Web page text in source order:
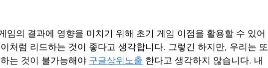
임의 결과에 영향을 미치기 위해 초기 게임 이점을 활용할 수 있어
처럼 리드하는 것이 좋다고 생각합니다. 그렇긴 하지만, 우리는 또
는 것이 불가능해야 구글상위노출 한다고 생각하지 않습니다. 내